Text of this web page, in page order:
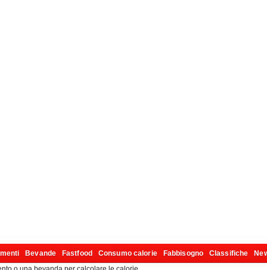
Bevande Fastfood Consumo calorie Fabbisogno Classifiche